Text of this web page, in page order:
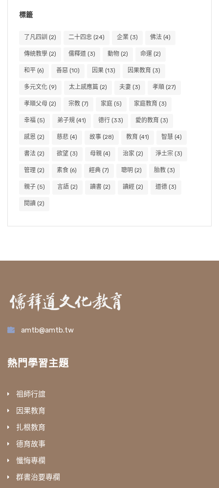
標籤
了凡四訓 (2) 二十四忠 (24) 企業 (3) 佛法 (4)
傳統教學 (2) 儒釋道 (3) 動物 (2) 命運 (2)
和平 (6) 善惡 (10) 因果 (13) 因果教育 (3)
多元文化 (9) 太上感應篇 (2) 夫妻 (3) 孝順 (27)
孝順父母 (2) 宗教 (7) 家庭 (5) 家庭教育 (3)
幸福 (5) 弟子規 (41) 德行 (33) 愛的教育 (3)
感恩 (2) 慈悲 (4) 故事 (28) 教育 (41) 智慧 (4)
書法 (2) 欲望 (3) 母親 (4) 治家 (2) 淨土宗 (3)
管理 (2) 素食 (6) 經典 (7) 聰明 (2) 胎教 (3)
親子 (5) 言語 (2) 讀書 (2) 讀經 (2) 道德 (3)
閱讀 (2)
amtb@amtb.tw
熱門學習主題
祖師行誼
因果教育
扎根教育
德育故事
懺悔專欄
群書治要專欄